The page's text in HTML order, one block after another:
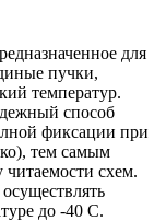
для
пучки,
температур.
способ
фиксации при
тем самым
читаемости схем.
до -40 С.